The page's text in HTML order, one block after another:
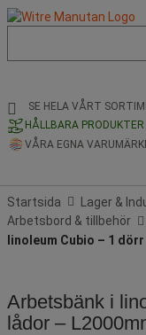
och
sökhistorik
SE HELA VÅRT
HÅLLBARA PRODUKTER
VÅRA EGNA
Startsida Lager &
Arbetsbord & tillbehör
linoleum Cubio – 1
Arbetsbänk i
lådor –